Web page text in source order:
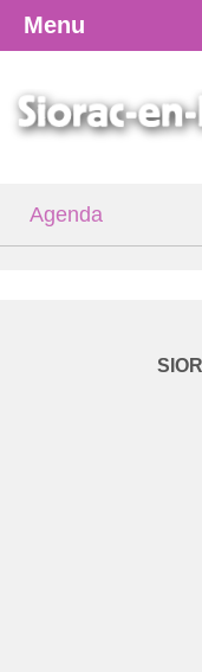
Agenda
Menu